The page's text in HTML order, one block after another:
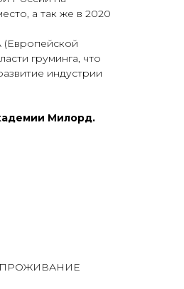
а так же в 2020
(Европейской
груминга, что
индустрии
Милорд.